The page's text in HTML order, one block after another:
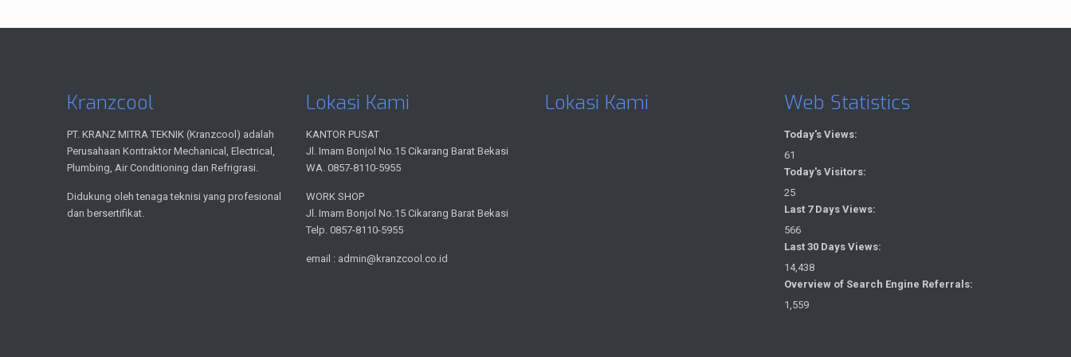
Kranzcool
PT. KRANZ MITRA TEKNIK (Kranzcool) adalah
Perusahaan Kontraktor Mechanical, Electrical,
Plumbing, Air Conditioning dan Refrigrasi.
Didukung oleh tenaga teknisi yang profesional
dan bersertifikat.
Lokasi Kami
KANTOR PUSAT
Jl. Imam Bonjol No.15 Cikarang Barat Bekasi
WA. 0857-8110-5955
WORK SHOP
Jl. Imam Bonjol No.15 Cikarang Barat Bekasi
Telp. 0857-8110-5955
email : admin@kranzcool.co.id
Lokasi Kami Web Statistics
Today's Views:
61
Today's Visitors:
25
Last 7 Days Views:
566
Last 30 Days Views:
14,438
Overview of Search Engine Referrals:
1,559